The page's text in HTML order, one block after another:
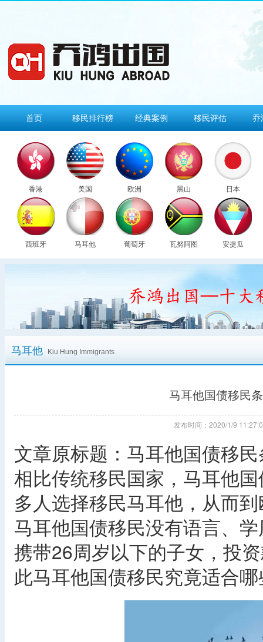
首页 移民排行榜 经典案例 移民评估 乔
香港 美国 欧洲 黑山 日本
西班牙 马耳他 葡萄牙 瓦努阿图 安提瓜
马耳他 Kiu Hung Immigrants
马耳他国债移民
发布时间：2020/1/9
文章原标题：马耳他国债移
相比传统移民国家，马耳他
多人选择移民马耳他，从而
马耳他国债移民没有语言、
携带26周岁以下的子女，投
此马耳他国债移民究竟适合